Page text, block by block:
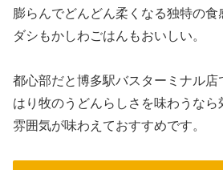
膨らんでどんどん柔くなる独特の食
ダシもかしわごはんもおいしい。
都心部だと博多駅バスターミナル
はり牧のうどんらしさを味わうな
雰囲気が味わえておすすめです。